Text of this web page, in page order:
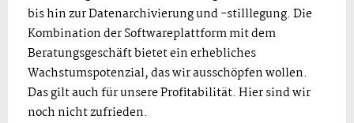
bis hin zur Datenarchivierung und -stilllegung. Die
Kombination der Softwareplattform mit dem
Beratungsgeschäft bietet ein erhebliches
Wachstumspotenzial, das wir ausschöpfen wollen.
Das gilt auch für unsere Profitabilität. Hier sind wir
noch nicht zufrieden.